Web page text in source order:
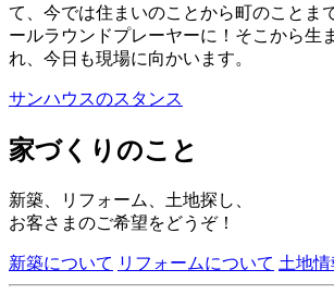
て、今では住まいのことから町のことま
ールラウンドプレーヤーに！そこから生
れ、今日も現場に向かいます。
サンハウスのスタンス
家づくりのこと
新築、リフォーム、土地探し、
お客さまのご希望をどうぞ！
新築について リフォームについて 土地情